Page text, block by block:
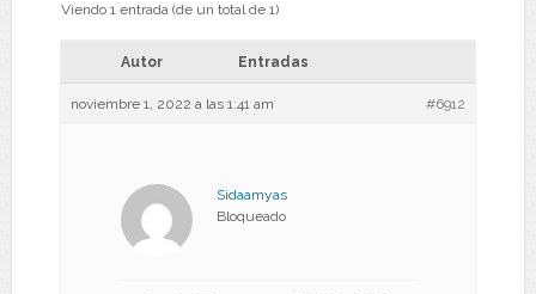
Viendo 1 entrada (de un total de 1)
Autor Entradas
noviembre 1, 2022 a las 1:41 am #6912
Sidaamyas
Bloqueado